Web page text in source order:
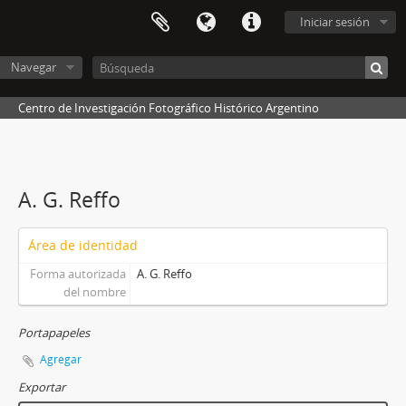
Iniciar sesión
Navegar
Centro de Investigación Fotográfico Histórico Argentino
A. G. Reffo
Área de identidad
Forma autorizada
del nombre
A. G. Reffo
Portapapeles
Agregar
Exportar